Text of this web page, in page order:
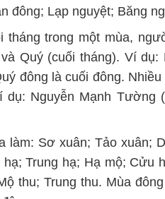
đông; Lạp nguyệt; Băng
tháng trong một mùa,
Quý (cuối tháng). Ví
đông là cuối đông.
dụ: Nguyễn Mạnh
làm: Sơ xuân; Tảo xuân;
Trung hạ; Hạ mộ; Cửu
thu; Trung thu. Mùa